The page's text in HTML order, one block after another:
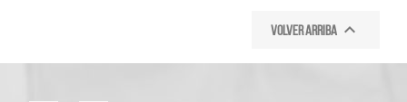
Volver arriba 